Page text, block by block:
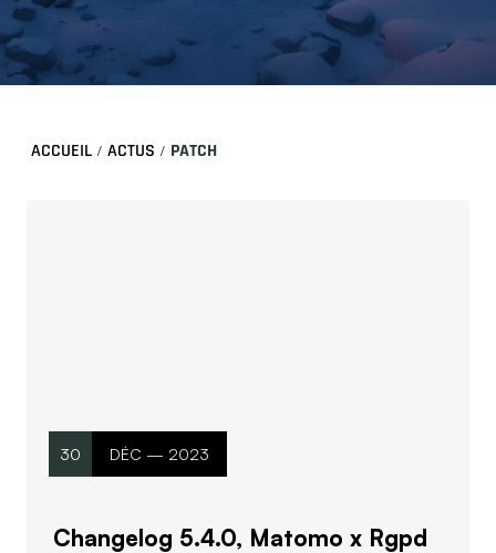
ACCUEIL ACTUS PATCH
30 DÉC — 2023
Changelog 5.4.0, Matomo x Rgpd